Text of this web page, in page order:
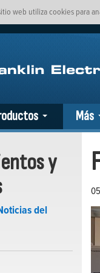
web utiliza cookies para
Más
y
del